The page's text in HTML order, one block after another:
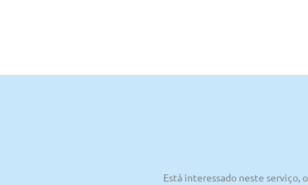
Está interessado neste serviço,